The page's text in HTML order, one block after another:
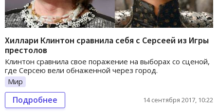
Хиллари Клинтон сравнила себя с Серсеей из Игры
престолов
Клинтон сравнила свое поражение на выборах со сценой,
где Серсею вели обнаженной через город.
Мир
Подробнее 14 сентября 2017, 10:22